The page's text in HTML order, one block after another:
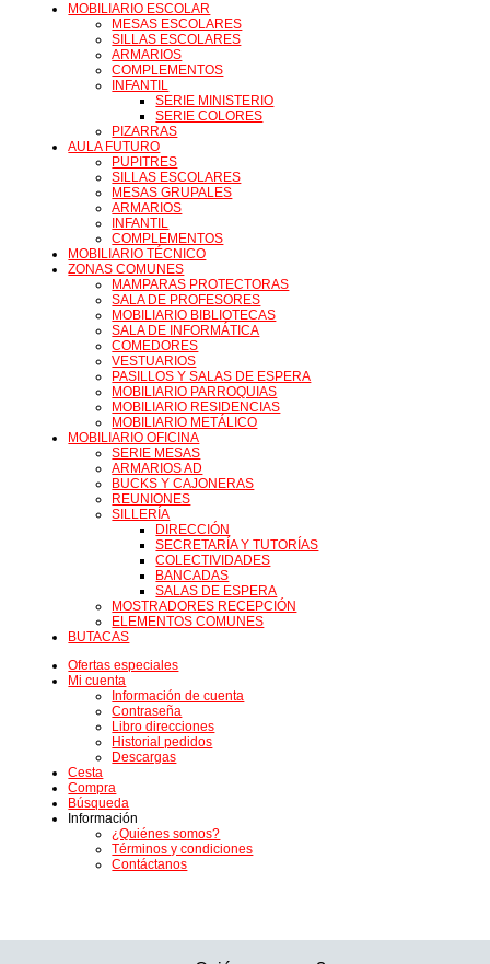
MOBILIARIO ESCOLAR
MESAS ESCOLARES
SILLAS ESCOLARES
ARMARIOS
COMPLEMENTOS
INFANTIL
SERIE MINISTERIO
SERIE COLORES
PIZARRAS
AULA FUTURO
PUPITRES
SILLAS ESCOLARES
MESAS GRUPALES
ARMARIOS
INFANTIL
COMPLEMENTOS
MOBILIARIO TÉCNICO
ZONAS COMUNES
MAMPARAS PROTECTORAS
SALA DE PROFESORES
MOBILIARIO BIBLIOTECAS
SALA DE INFORMÁTICA
COMEDORES
VESTUARIOS
PASILLOS Y SALAS DE ESPERA
MOBILIARIO PARROQUIAS
MOBILIARIO RESIDENCIAS
MOBILIARIO METÁLICO
MOBILIARIO OFICINA
SERIE MESAS
ARMARIOS AD
BUCKS Y CAJONERAS
REUNIONES
SILLERÍA
DIRECCIÓN
SECRETARÍA Y TUTORÍAS
COLECTIVIDADES
BANCADAS
SALAS DE ESPERA
MOSTRADORES RECEPCIÓN
ELEMENTOS COMUNES
BUTACAS
Ofertas especiales
Mi cuenta
Información de cuenta
Contraseña
Libro direcciones
Historial pedidos
Descargas
Cesta
Compra
Búsqueda
Información
¿Quiénes somos?
Términos y condiciones
Contáctanos